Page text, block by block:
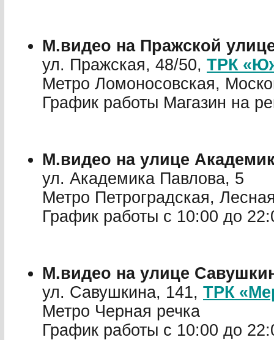
М.видео на Пражской
ул. Пражская, 48/50, ТРК
Метро Ломоносовская,
График работы Магазин на
М.видео на улице
ул. Академика Павлова, 5
Метро Петроградская,
График работы с 10:00 до
М.видео на улице
ул. Савушкина, 141, ТРК
Метро Черная речка
График работы с 10:00 до